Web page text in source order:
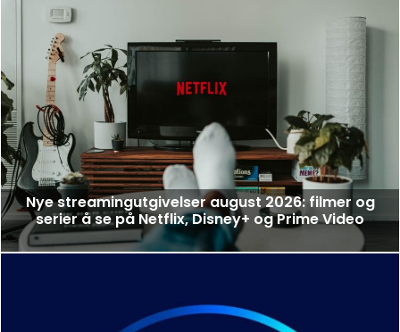
Nye streamingutgivelser august 2026: filmer og
serier å se på Netflix, Disney+ og Prime Video